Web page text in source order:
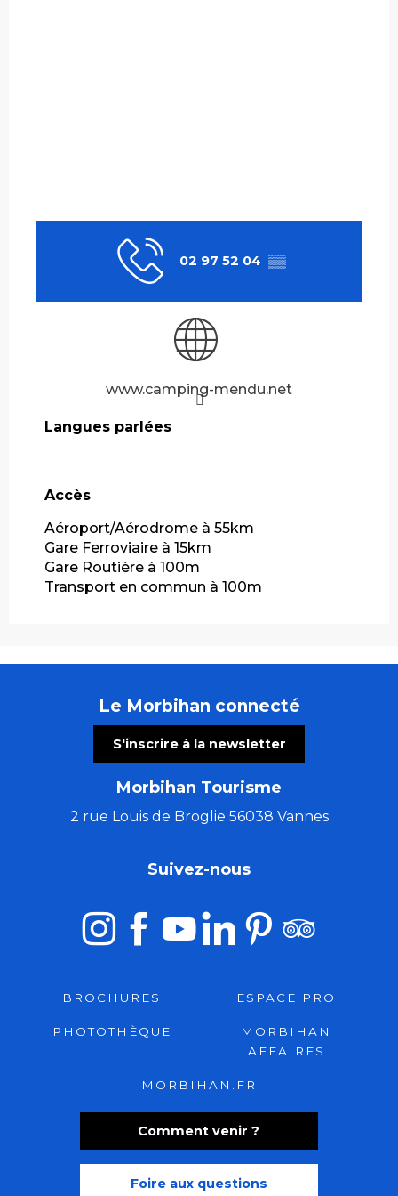
02 97 52 04 ▒▒
www.camping-mendu.net
Langues parlées
Langues parlées
Accès
Accès
Aéroport/Aérodrome à 55km
Gare Ferroviaire à 15km
Gare Routière à 100m
Transport en commun à 100m
Le Morbihan connecté
S'inscrire à la newsletter
Morbihan Tourisme
2 rue Louis de Broglie 56038 Vannes
Comment venir ?
Foire aux questions
Suivez-nous
BROCHURES ESPACE PRO
PHOTOTHÈQUE
MORBIHAN
AFFAIRES
MORBIHAN.FR